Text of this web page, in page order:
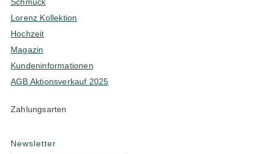
Lorenz Kollektion
Hochzeit
Magazin
Kundeninformationen
AGB Aktionsverkauf 2025
Zahlungsarten
Newsletter